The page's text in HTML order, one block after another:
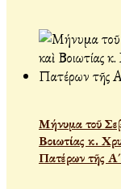
Μήνυμα τοῦ
Βοιωτίας κ.
Πατέρων τῆς